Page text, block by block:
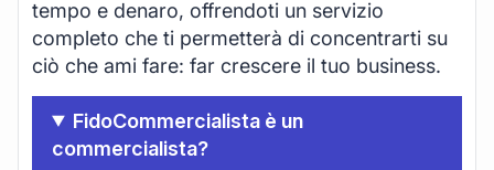
tempo e denaro, offrendoti un servizio
completo che ti permetterà di concentrarti su
ciò che ami fare: far crescere il tuo business.
FidoCommercialista è un
commercialista?